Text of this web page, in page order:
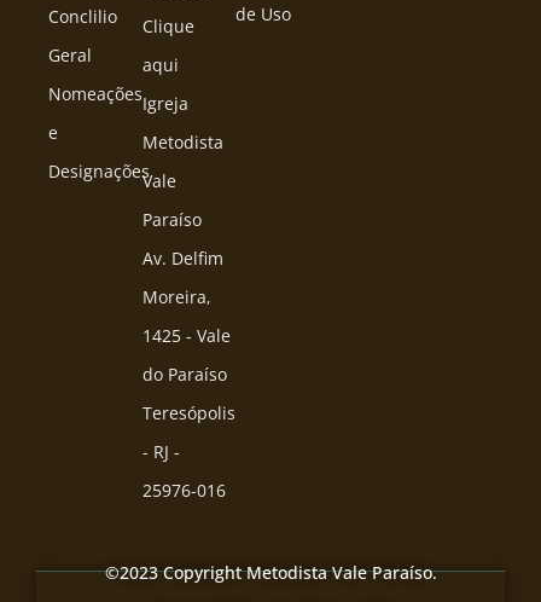
Conclilio
Geral
Nomeações
e
Designações
Clique
aqui
Igreja
Metodista
Vale
Paraíso
Av. Delfim
Moreira,
1425 - Vale
do Paraíso
Teresópolis
- RJ -
25976-016
de Uso
©2023 Copyright Metodista Vale Paraíso.